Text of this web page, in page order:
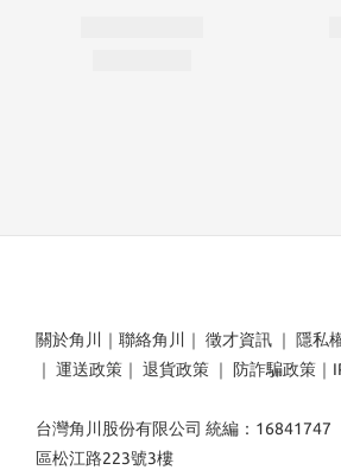
關於角川 ｜ 聯絡角川 ｜ 徵才資訊 ｜ 隱私
｜ 運送政策 ｜ 退貨政策 ｜ 防詐騙政策 ｜
台灣角川股份有限公司 統編：16841747
區松江路223號3樓